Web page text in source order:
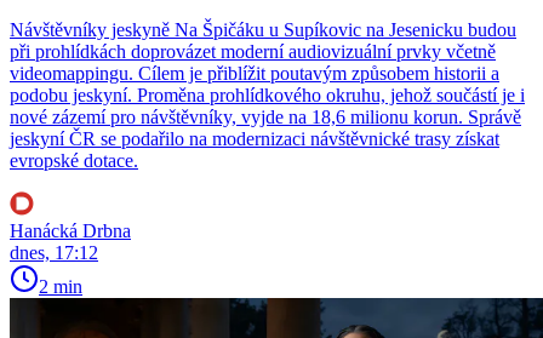
Návštěvníky jeskyně Na Špičáku u Supíkovic na Jesenicku budou
při prohlídkách doprovázet moderní audiovizuální prvky včetně
videomappingu. Cílem je přiblížit poutavým způsobem historii a
podobu jeskyní. Proměna prohlídkového okruhu, jehož součástí je i
nové zázemí pro návštěvníky, vyjde na 18,6 milionu korun. Správě
jeskyní ČR se podařilo na modernizaci návštěvnické trasy získat
evropské dotace.
Hanácká Drbna
dnes, 17:12
2 min